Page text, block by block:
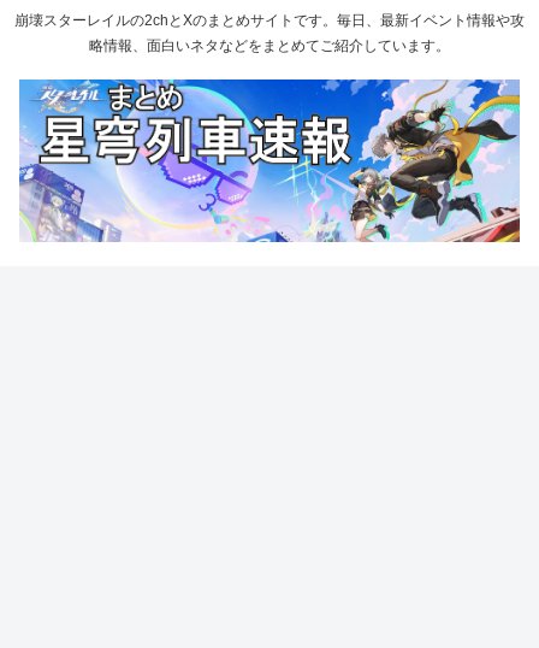
崩壊スターレイルの2chとXのまとめサイトです。毎日、最新イベント情報や攻
略情報、面白いネタなどをまとめてご紹介しています。